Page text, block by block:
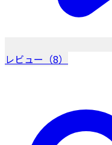
レビュー（8）